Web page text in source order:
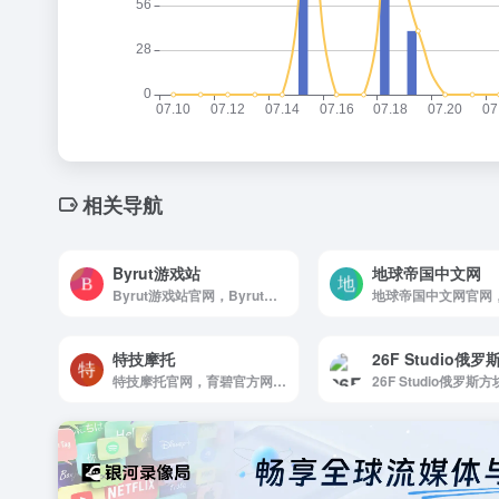
相关导航
Byrut游戏站
Byrut游戏站官网，Byrut游戏站为玩家提供最新的单机游戏资源下载，包括单机游戏资源，汉化资源，游戏补丁。
地球帝国中文网
特技摩托
特技摩托官网，育碧官方网站，发布育碧最新游戏新品动态，包括经典单机游戏的发行，次世代的电视游戏大作，战争策略网页游戏公测，3D游戏，触屏游戏，最新游戏试玩等。其中优秀的作品有《雷曼》(Rayman)，《刺客信条》(Assassin&amp;amp;#x27;s Creed)，《波斯王子》(Prince of Persia)，《细胞分裂》（Tom Clancy&amp;amp;#x27;s Splinter Cell），《彩虹六号：围攻》（Rainbow6 siege）等。
26F Studio俄罗